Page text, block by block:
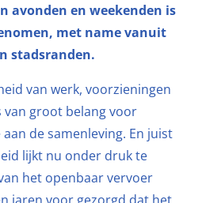
avonden en weekenden is
met name vanuit
stadsranden.
van werk, voorzieningen
van groot belang voor
de samenleving. En juist
lijkt nu onder druk te
het openbaar vervoer